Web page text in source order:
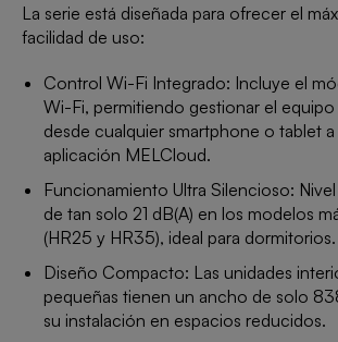
La serie está diseñada para ofrecer el
facilidad de uso:
Control Wi-Fi Integrado: Incluye el
Wi-Fi, permitiendo gestionar el equipo
desde cualquier smartphone o tablet a
aplicación MELCloud.
Funcionamiento Ultra Silencioso:
de tan solo 21 dB(A) en los modelos
(HR25 y HR35), ideal para dormitorios.
Diseño Compacto: Las unidades
pequeñas tienen un ancho de solo
su instalación en espacios reducidos.